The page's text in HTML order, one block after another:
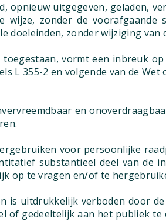
opnieuw uitgegeven, geladen,
zonder de voorafgaande
zonder wijziging van
vormt een inbreuk
L 355-2 en volgende van de Wet
en
voor persoonlijke
substantieel deel van de
op te vragen en/of te
uitdrukkelijk verboden door
of gedeeltelijk aan het publiek